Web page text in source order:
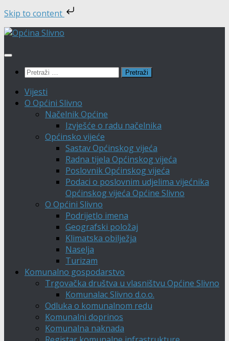
Skip to content
Skip
content
Pretraži:
Vijesti
O Općini Slivno
Načelnik Općine
Izvješće o radu načelnika
Općinsko vijeće
Sastav Općinskog vijeća
Radna tijela Općinskog vijeća
Poslovnik Općinskog vijeća
Podaci o poslovnim udjelima vijećnika
Općinskog vijeća Općine Slivno
O Općini Slivno
Podrijetlo imena
Geografski položaj
Klimatska obilježja
Naselja
Turizam
Komunalno gospodarstvo
Trgovačka društva u vlasništvu Općine Slivno
Komunalac Slivno d.o.o.
Odluka o komunalnom redu
Komunalni doprinos
Komunalna naknada